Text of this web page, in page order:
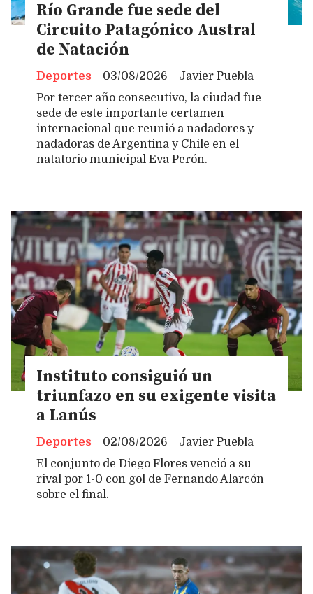
Río Grande fue sede del
Circuito Patagónico Austral
de Natación
Javier Puebla
Deportes
03/08/2026
Por tercer año consecutivo, la ciudad fue
sede de este importante certamen
internacional que reunió a nadadores y
nadadoras de Argentina y Chile en el
natatorio municipal Eva Perón.
Instituto consiguió un
triunfazo en su exigente visita
a Lanús
Javier Puebla
Deportes
02/08/2026
El conjunto de Diego Flores venció a su
rival por 1-0 con gol de Fernando Alarcón
sobre el final.